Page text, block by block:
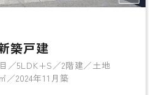
築戸建
／5LDK+S／2階建／土地
／2024年11月築